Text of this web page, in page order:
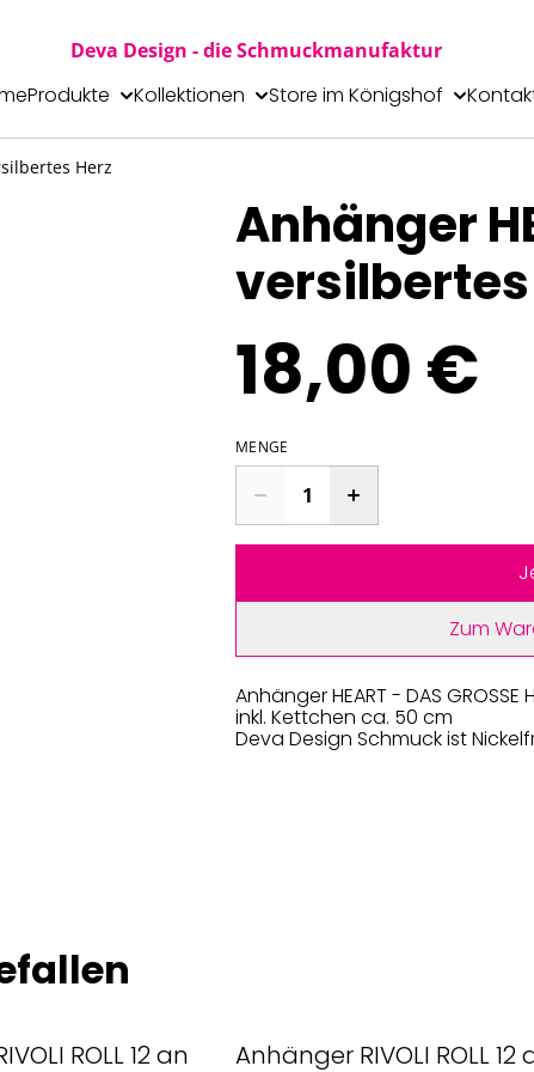
Deva Design - die Schmuckmanufaktur
Produkte Kollektionen Store im Königshof
Herz
Anhänger
versilbertes
18,00 €
MENGE
Zum
Anhänger HEART - DAS GROSSE
inkl. Kettchen ca. 50 cm
Deva Design Schmuck ist
ROLL 12 an
Anhänger RIVOLI ROLL 12